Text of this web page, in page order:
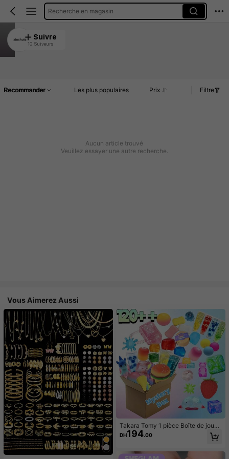
Recherche en magasin
xinshuta
4.93
Suivre
10 Suiveurs
Recommander Les plus populaires Prix Filtre
Aucun article trouvé
Veuillez essayer une autre recherche.
Vous Aimerez Aussi
Takara Tomy 1 pièce Boîte de jouet
s fidget surprise aléatoire pour enfa
nts, ensemble de jouets anti-stress
te aveugle sensorielle aux formes m
DH194.00